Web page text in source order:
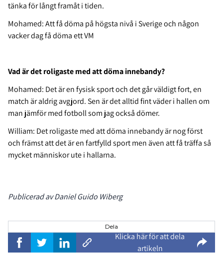
tänka för långt framåt i tiden.
Mohamed: Att få döma på högsta nivå i Sverige och någon
vacker dag få döma ett VM
Vad är det roligaste med att döma innebandy?
Mohamed: Det är en fysisk sport och det går väldigt fort, en
match är aldrig avgjord. Sen är det alltid fint väder i hallen om
man jämför med fotboll som jag också dömer.
William: Det roligaste med att döma innebandy är nog först
och främst att det är en fartfylld sport men även att få träffa så
mycket människor ute i hallarna.
Publicerad av Daniel Guido Wiberg
Dela
Klicka här för att dela
artikeln